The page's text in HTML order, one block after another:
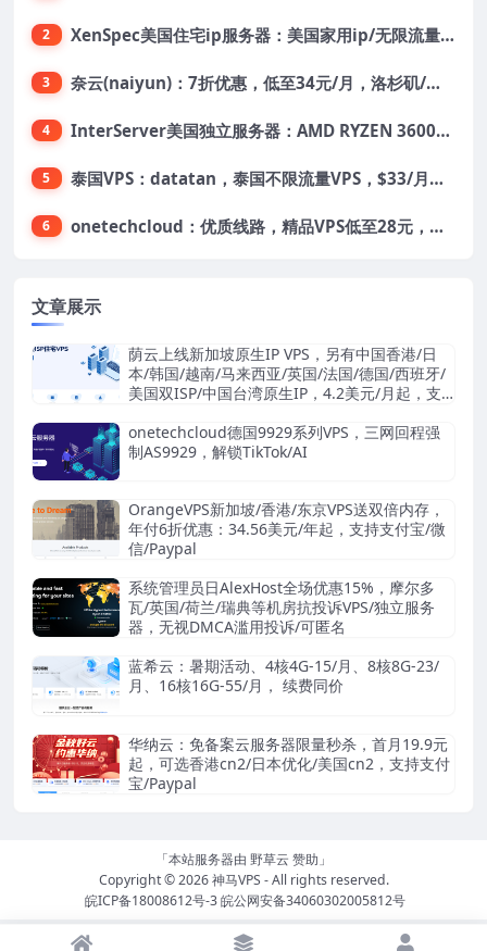
2 XenSpec美国住宅ip服务器：美国家用ip/无限流量/10Gbps独享带宽/449美元/月起，支持支付宝
3 奈云(naiyun)：7折优惠，低至34元/月，洛杉矶/香港机房，三网CN2 GIA/CUII/高防保护，解锁Chatgpt/Tiktok
4 InterServer美国独立服务器：AMD RYZEN 3600X处理器，75美元/月，送40美元
5 泰国VPS：datatan，泰国不限流量VPS，$33/月，4G内存/3核/60gSSD
6 onetechcloud：优质线路，精品VPS低至28元，美国三网原生CN2 GIA（高防可选）、香港CN2、韩国CN2
文章展示
荫云上线新加坡原生IP VPS，另有中国香港/日
本/韩国/越南/马来西亚/英国/法国/德国/西班牙/
美国双ISP/中国台湾原生IP，4.2美元/月起，支
onetechcloud德国9929系列VPS，三网回程强
制AS9929，解锁TikTok/AI
OrangeVPS新加坡/香港/东京VPS送双倍内存，
年付6折优惠：34.56美元/年起，支持支付宝/微
信/Paypal
系统管理员日AlexHost全场优惠15%，摩尔多
瓦/英国/荷兰/瑞典等机房抗投诉VPS/独立服务
器，无视DMCA滥用投诉/可匿名
蓝希云：暑期活动、4核4G-15/月、8核8G-23/
月、16核16G-55/月， 续费同价
华纳云：免备案云服务器限量秒杀，首月19.9元
起，可选香港cn2/日本优化/美国cn2，支持支付
宝/Paypal
「本站服务器由 野草云 赞助」
Copyright © 2026神马VPS - All rights reserved.
皖ICP备18008612号-3皖公网安备34060302005812号